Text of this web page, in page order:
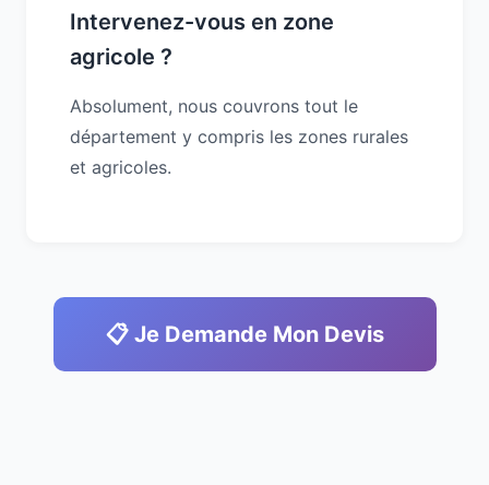
Intervenez-vous en zone
agricole ?
Absolument, nous couvrons tout le
département y compris les zones rurales
et agricoles.
📋 Je Demande Mon Devis